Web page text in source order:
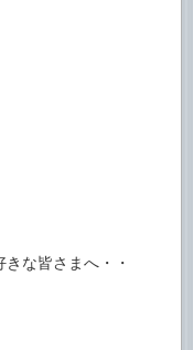
きな皆さまへ・・